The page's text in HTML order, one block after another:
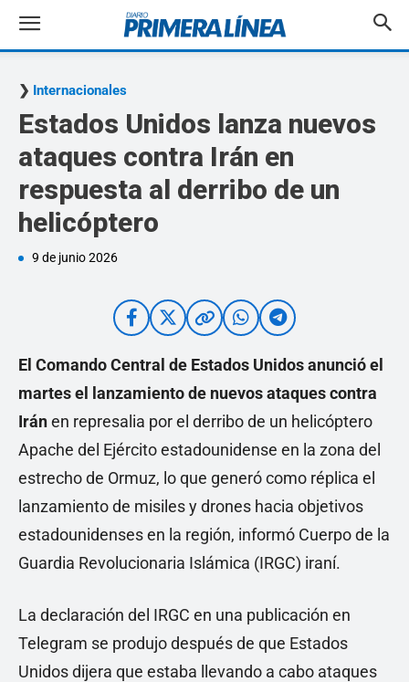
Internacionales
Estados Unidos lanza nuevos
ataques contra Irán en
respuesta al derribo de un
helicóptero
9 de junio 2026
El Comando Central de Estados Unidos anunció el
martes el lanzamiento de nuevos ataques contra
Iránen represalia por el derribo de un helicóptero
Apache del Ejército estadounidense en la zona del
estrecho de Ormuz, lo que generó como réplica el
lanzamiento de misiles y drones hacia objetivos
estadounidenses en la región, informó Cuerpo de la
Guardia Revolucionaria Islámica (IRGC) iraní.
La declaración del IRGC en una publicación en
Telegram se produjo después de que Estados
Unidos dijera que estaba llevando a cabo ataques